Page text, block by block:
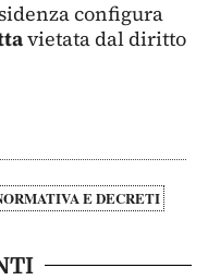
configura
vietata dal diritto
E DECRETI